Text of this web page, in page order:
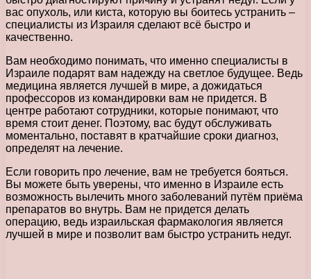
вас опухоль, или киста, которую вы боитесь устранить –
специалисты из Израиля сделают всё быстро и
качественно.
Вам необходимо понимать, что именно специалисты в
Израиле подарят вам надежду на светлое будущее. Ведь
медицина является лучшей в мире, а дожидаться
профессоров из командировки вам не придется. В
центре работают сотрудники, которые понимают, что
время стоит денег. Поэтому, вас будут обслуживать
моментально, поставят в кратчайшие сроки диагноз,
определят на лечение.
Если говорить про лечение, вам не требуется бояться.
Вы можете быть уверены, что именно в Израиле есть
возможность вылечить много заболеваний путём приёма
препаратов во внутрь. Вам не придется делать
операцию, ведь израильская фармакология является
лучшей в мире и позволит вам быстро устранить недуг.